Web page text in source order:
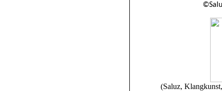
(Saluz,